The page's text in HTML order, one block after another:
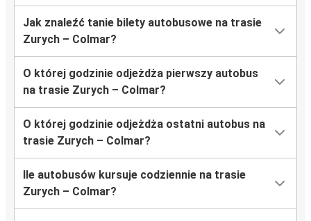
Jak znaleźć tanie bilety autobusowe na trasie
Zurych – Colmar?
O której godzinie odjeżdża pierwszy autobus
na trasie Zurych – Colmar?
O której godzinie odjeżdża ostatni autobus na
trasie Zurych – Colmar?
Ile autobusów kursuje codziennie na trasie
Zurych – Colmar?